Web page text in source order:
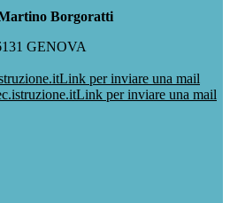
Borgoratti
GENOVA
Link per inviare una mail
Link per inviare una mail